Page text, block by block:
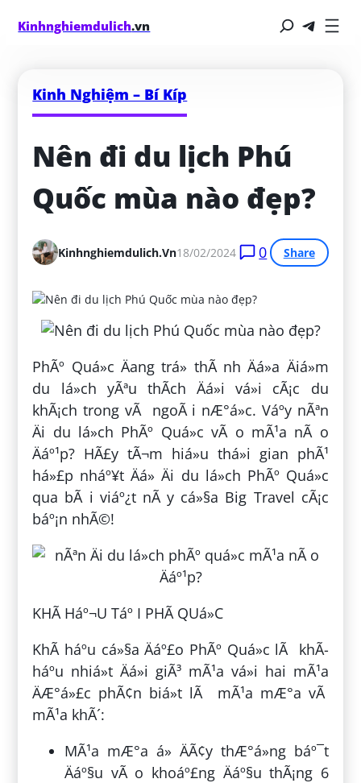
Kinhnghiemdulich.vn
Kinh Nghiệm – Bí Kíp
Nên đi du lịch Phú
Quốc mùa nào đẹp?
Kinhnghiemdulich.vn18/02/2024 0 Share
PhÃº Quá»c Äang trá» thÃ nh Äá»a Äiá»m
du lá»ch yÃªu thÃ­ch Äá»i vá»i cÃ¡c du
khÃ¡ch trong vÃ ngoÃ i nÆ°á»c. Váº­y nÃªn
Äi du lá»ch PhÃº Quá»c vÃ o mÃ¹a nÃ o
Äáº¹p? HÃ£y tÃ¬m hiá»u thá»i gian phÃ¹
há»£p nháº¥t Äá» Äi du lá»ch PhÃº Quá»c
qua bÃ i viáº¿t nÃ y cá»§a Big Travel cÃ¡c
báº¡n nhÃ©!
KHÃ Háº¬U Táº I PHÃ QUá»C
KhÃ­ háº­u cá»§a Äáº£o PhÃº Quá»c lÃ khÃ­
háº­u nhiá»t Äá»i giÃ³ mÃ¹a vá»i hai mÃ¹a
ÄÆ°á»£c phÃ¢n biá»t lÃ mÃ¹a mÆ°a vÃ
mÃ¹a khÃ´:
MÃ¹a mÆ°a á» ÄÃ¢y thÆ°á»ng báº¯t
Äáº§u vÃ o khoáº£ng Äáº§u thÃ¡ng 6